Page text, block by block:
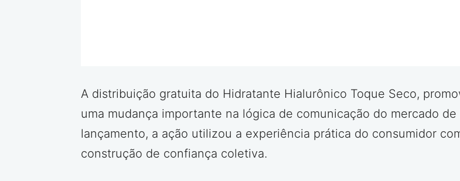
A distribuição gratuita do Hidratante Hialurônico Toque Seco,
uma mudança importante na lógica de comunicação do mercado
lançamento, a ação utilizou a experiência prática do consumidor
construção de confiança coletiva.